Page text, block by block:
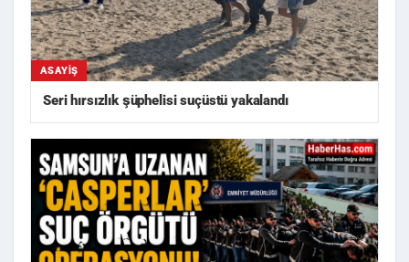
ASAYIŞ
Seri hırsızlık şüphelisi suçüstü yakalandı